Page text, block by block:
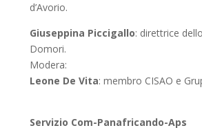
d’Avorio.
Giuseppina Piccigallo: direttrice
Domori.
Modera:
Leone De Vita: membro CISAO e
Servizio Com-Panafricando-Aps